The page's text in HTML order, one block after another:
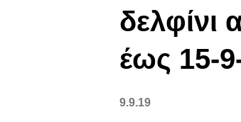
δελφίνι
έως 15-
9.9.19